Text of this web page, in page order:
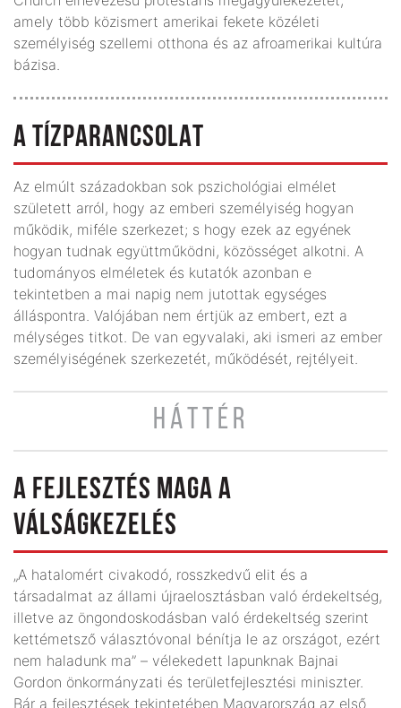
amely több közismert amerikai fekete közéleti
személyiség szellemi otthona és az afroamerikai kultúra
bázisa.
A TÍZPARANCSOLAT
Az elmúlt századokban sok pszichológiai elmélet
született arról, hogy az emberi személyiség hogyan
működik, miféle szerkezet; s hogy ezek az egyének
hogyan tudnak együttműködni, közösséget alkotni. A
tudományos elméletek és kutatók azonban e
tekintetben a mai napig nem jutottak egységes
álláspontra. Valójában nem értjük az embert, ezt a
mélységes titkot. De van egyvalaki, aki ismeri az ember
személyiségének szerkezetét, működését, rejtélyeit.
HÁTTÉR
A FEJLESZTÉS MAGA A
VÁLSÁGKEZELÉS
„A hatalomért civakodó, rosszkedvű elit és a
társadalmat az állami újraelosztásban való érdekeltség,
illetve az öngondoskodásban való érdekeltség szerint
kettémetsző választóvonal bénítja le az országot, ezért
nem haladunk ma” – vélekedett lapunknak Bajnai
Gordon önkormányzati és területfejlesztési miniszter.
Bár a fejlesztések tekintetében Magyarország az első